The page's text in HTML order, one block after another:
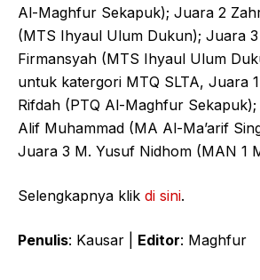
Al-Maghfur Sekapuk); Juara 2
(MTS Ihyaul Ulum Dukun); Juara 3
Firmansyah (MTS Ihyaul Ulum
untuk katergori MTQ SLTA, Juara
Rifdah (PTQ Al-Maghfur
Alif Muhammad (MA Al-Ma’arif
Juara 3 M. Yusuf Nidhom (MAN 1
Selengkapnya klik di sini.
Penulis: Kausar | Editor: Maghfur